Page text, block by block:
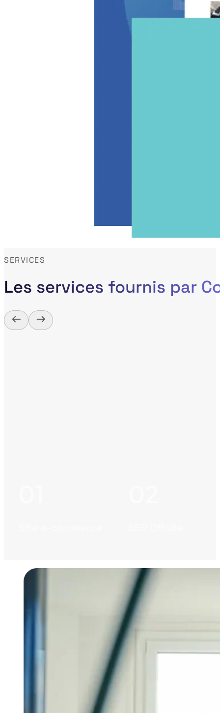
Les services fournis par
SERVICES